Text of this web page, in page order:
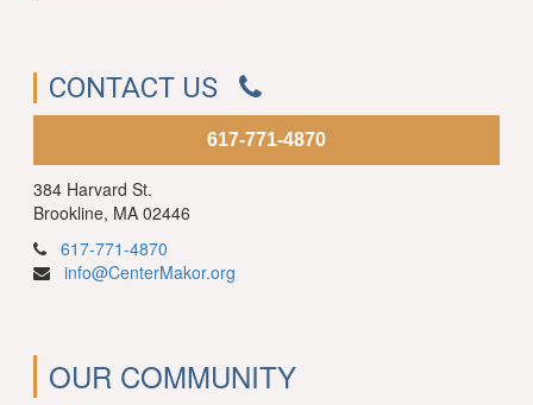
CONTACT US
617-771-4870
384 Harvard St.
Brookline, MA 02446
617-771-4870
info@CenterMakor.org
OUR COMMUNITY